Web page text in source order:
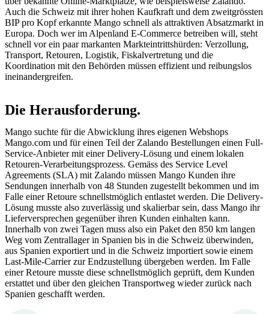
Auch die Schweiz mit ihrer hohen Kaufkraft und dem zweitgrössten
BIP pro Kopf erkannte Mango schnell als attraktiven Absatzmarkt in
Europa. Doch wer im Alpenland E-Commerce betreiben will, steht
schnell vor ein paar markanten Markteintrittshürden: Verzollung,
Transport, Retouren, Logistik, Fiskalvertretung und die
Koordination mit den Behörden müssen effizient und reibungslos
ineinandergreifen.
Die Herausforderung.
Mango suchte für die Abwicklung ihres eigenen Webshops
Mango.com und für einen Teil der Zalando Bestellungen einen Full-
Service-Anbieter mit einer Delivery-Lösung und einem lokalen
Retouren-Verarbeitungsprozess. Gemäss des Service Level
Agreements (SLA) mit Zalando müssen Mango Kunden ihre
Sendungen innerhalb von 48 Stunden zugestellt bekommen und im
Falle einer Retoure schnellstmöglich entlastet werden. Die Delivery-
Lösung musste also zuverlässig und skalierbar sein, dass Mango ihr
Lieferversprechen gegenüber ihren Kunden einhalten kann.
Innerhalb von zwei Tagen muss also ein Paket den 850 km langen
Weg vom Zentrallager in Spanien bis in die Schweiz überwinden,
aus Spanien exportiert und in die Schweiz importiert sowie einem
Last-Mile-Carrier zur Endzustellung übergeben werden. Im Falle
einer Retoure musste diese schnellstmöglich geprüft, dem Kunden
erstattet und über den gleichen Transportweg wieder zurück nach
Spanien geschafft werden.